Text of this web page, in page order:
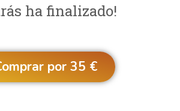
ha finalizado!
por 35 €